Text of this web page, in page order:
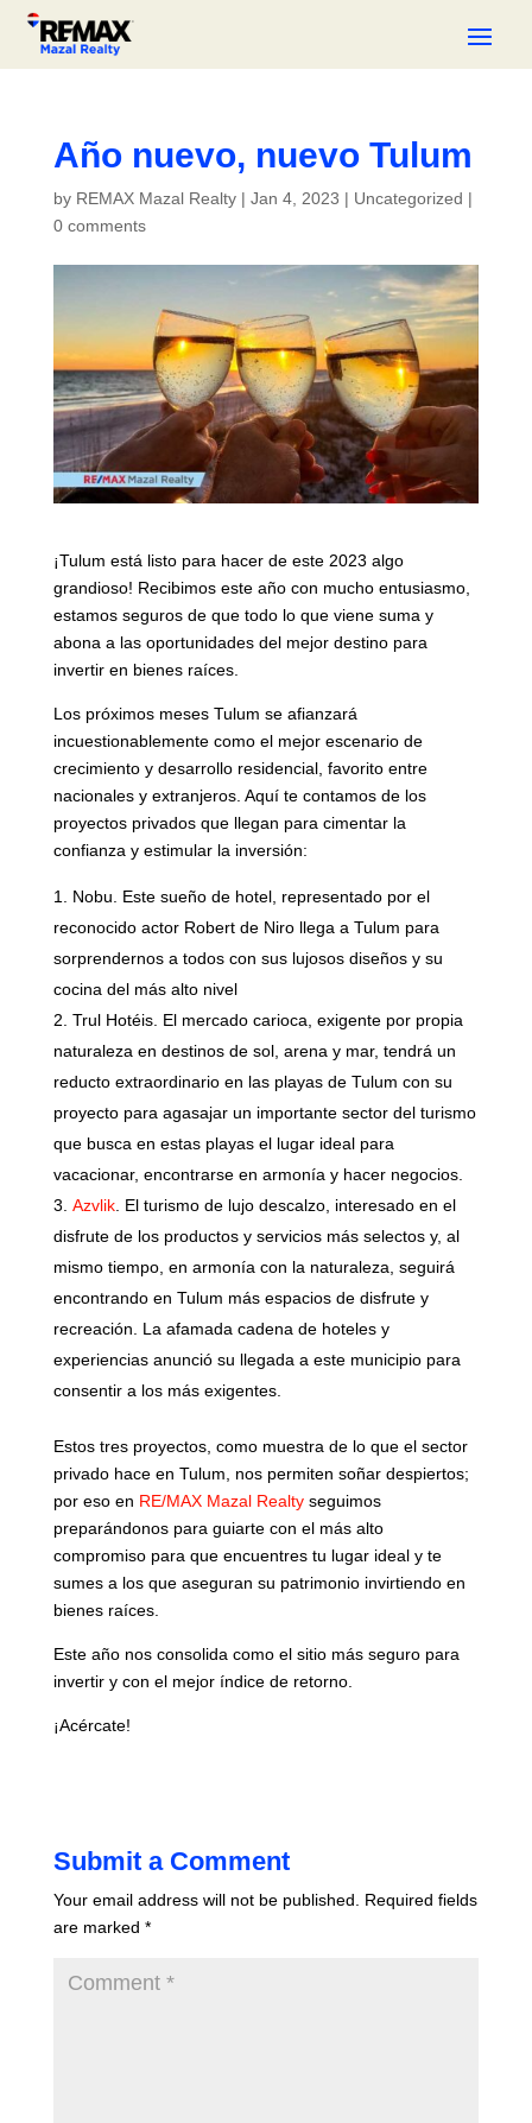
Año nuevo, nuevo Tulum
by REMAX Mazal Realty| Jan 4, 2023 | Uncategorized |
0 comments
¡Tulum está listo para hacer de este 2023 algo
grandioso! Recibimos este año con mucho entusiasmo,
estamos seguros de que todo lo que viene suma y
abona a las oportunidades del mejor destino para
invertir en bienes raíces.
Los próximos meses Tulum se afianzará
incuestionablemente como el mejor escenario de
crecimiento y desarrollo residencial, favorito entre
nacionales y extranjeros. Aquí te contamos de los
proyectos privados que llegan para cimentar la
confianza y estimular la inversión:
Nobu. Este sueño de hotel, representado por el
reconocido actor Robert de Niro llega a Tulum para
sorprendernos a todos con sus lujosos diseños y su
cocina del más alto nivel
Trul Hotéis. El mercado carioca, exigente por propia
naturaleza en destinos de sol, arena y mar, tendrá un
reducto extraordinario en las playas de Tulum con su
proyecto para agasajar un importante sector del turismo
que busca en estas playas el lugar ideal para
vacacionar, encontrarse en armonía y hacer negocios.
Azvlik. El turismo de lujo descalzo, interesado en el
disfrute de los productos y servicios más selectos y, al
mismo tiempo, en armonía con la naturaleza, seguirá
encontrando en Tulum más espacios de disfrute y
recreación. La afamada cadena de hoteles y
experiencias anunció su llegada a este municipio para
consentir a los más exigentes.
Estos tres proyectos, como muestra de lo que el sector
privado hace en Tulum, nos permiten soñar despiertos;
por eso en RE/MAX Mazal Realtyseguimos
preparándonos para guiarte con el más alto
compromiso para que encuentres tu lugar ideal y te
sumes a los que aseguran su patrimonio invirtiendo en
bienes raíces.
Este año nos consolida como el sitio más seguro para
invertir y con el mejor índice de retorno.
¡Acércate!
Submit a Comment
Your email address will not be published.
Required fields
are marked *